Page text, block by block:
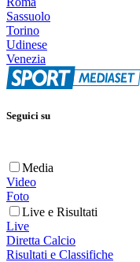
Sassuolo
Torino
Udinese
Venezia
Seguici su
Media
Video
Foto
Live e Risultati
Live
Diretta Calcio
Risultati e Classifiche